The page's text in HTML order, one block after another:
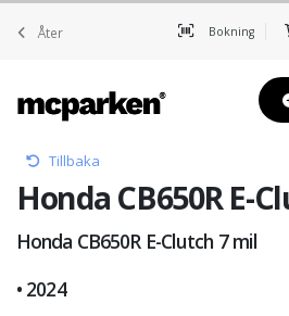
Åter Bokning
Tillbaka
Honda CB650R E-
Honda CB650R E-Clutch 7 mil
• 2024